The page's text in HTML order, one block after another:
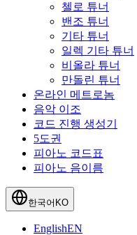
첼로 튜너
밴조 튜너
기타 튜너
일렉 기타 튜너
비올라 튜너
만돌린 튜너
온라인 메트로놈
음악 이조
코드 진행 생성기
5도권
피아노 코드표
피아노 음이름
한국어 KO
EnglishEN